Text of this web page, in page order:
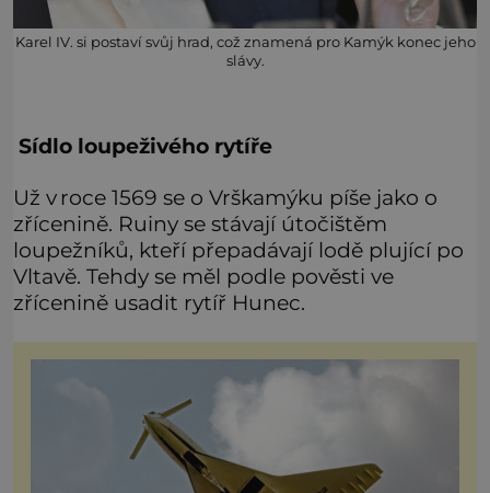
Karel IV. si postaví svůj hrad, což znamená pro Kamýk konec jeho
slávy.
Sídlo loupeživého rytíře
Už v roce 1569 se o Vrškamýku píše jako o
zřícenině. Ruiny se stávají útočištěm
loupežníků, kteří přepadávají lodě plující po
Vltavě. Tehdy se měl podle pověsti ve
zřícenině usadit rytíř Hunec.